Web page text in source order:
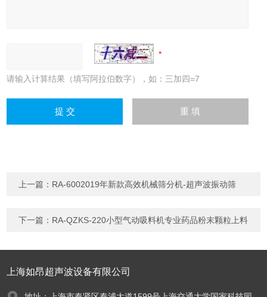
请输入计算结果（填写阿拉伯数字），如：三加四=7
上一篇： RA-6002019年新款高效机械筛分机-超声波振动筛
下一篇： RA-QZKS-220小型气动吸料机专业药品粉末颗粒上料
上海如昂超声波设备有限公司